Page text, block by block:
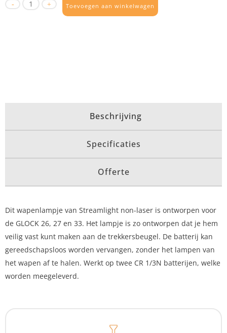
Toevoegen aan winkelwagen
Beschrijving
Specificaties
Offerte
Dit wapenlampje van Streamlight non-laser is ontworpen voor
de GLOCK 26, 27 en 33. Het lampje is zo ontworpen dat je hem
veilig vast kunt maken aan de trekkersbeugel. De batterij kan
gereedschapsloos worden vervangen, zonder het lampen van
het wapen af te halen. Werkt op twee CR 1/3N batterijen, welke
worden meegeleverd.